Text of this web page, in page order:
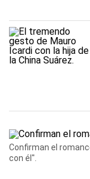
Confirman el
con él".